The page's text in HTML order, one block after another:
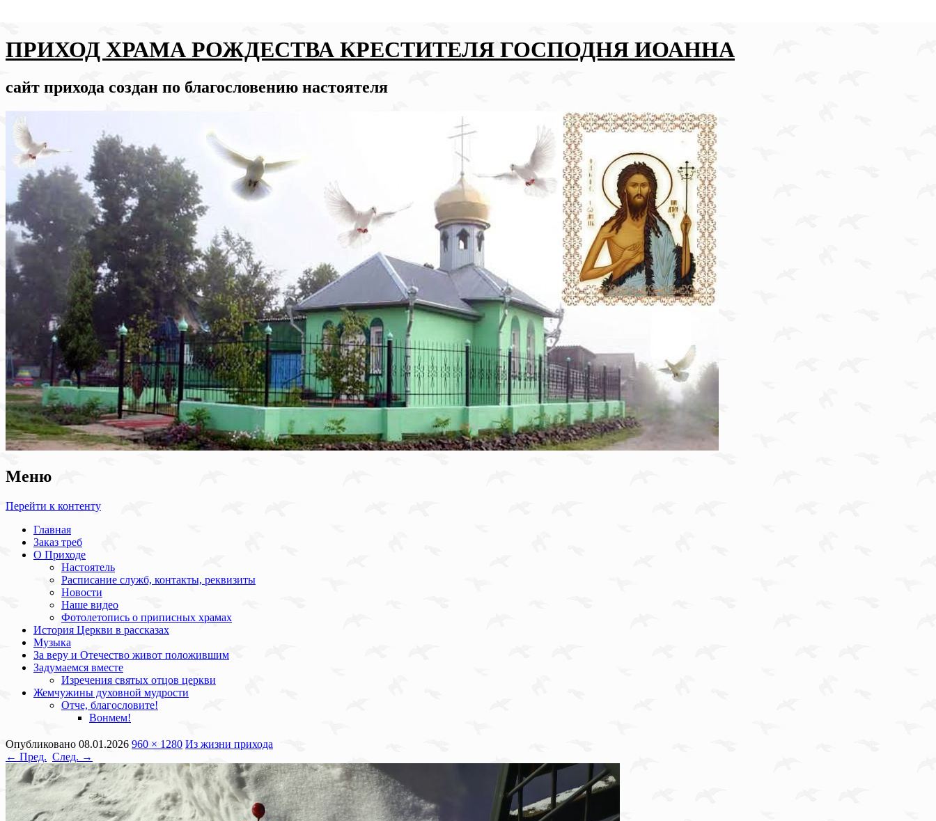
ПРИХОД ХРАМА РОЖДЕСТВА КРЕСТИТЕЛЯ ГОСПОДНЯ ИОАННА
сайт прихода создан по благословению настоятеля
Меню
Перейти к контенту
Главная
Заказ треб
О Приходе
Настоятель
Расписание служб, контакты, реквизиты
Новости
Наше видео
Фотолетопись о приписных храмах
История Церкви в рассказах
Музыка
За веру и Отечество живот положившим
Задумаемся вместе
Изречения святых отцов церкви
Жемчужины духовной мудрости
Отче, благословите!
Вонмем!
Опубликовано 08.01.2026 960 × 1280 Из жизни прихода
← Пред. След. →